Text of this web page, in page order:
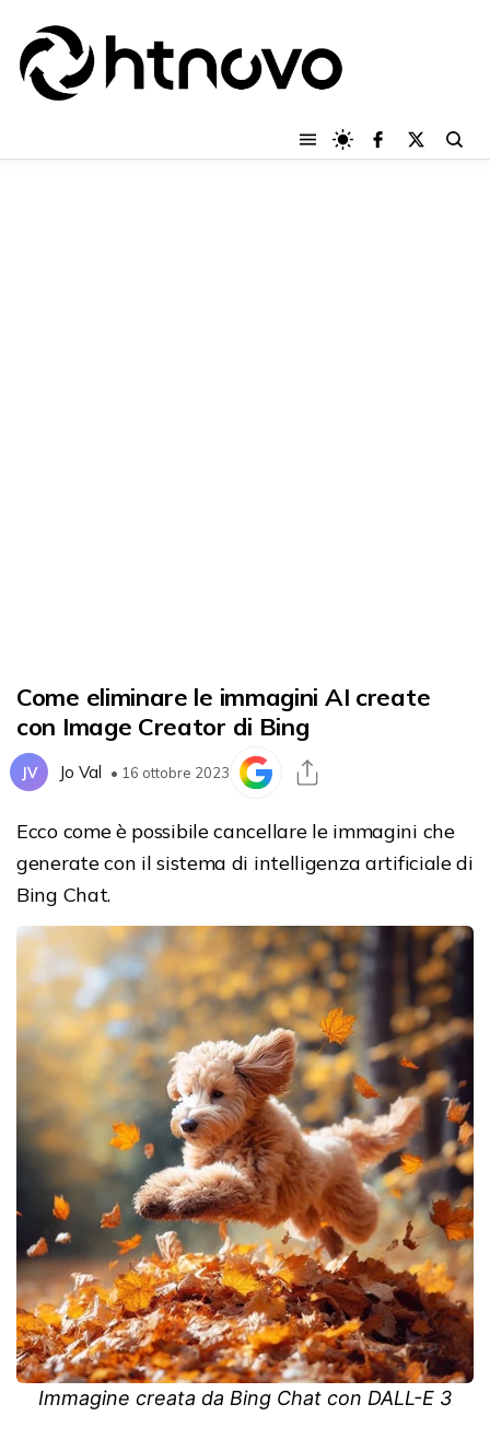
Come eliminare le immagini AI create
con Image Creator di Bing
JV Jo Val • 16 ottobre 2023
Ecco come è possibile cancellare le immagini che
generate con il sistema di intelligenza artificiale di
Bing Chat.
Immagine creata da Bing Chat con DALL-E 3